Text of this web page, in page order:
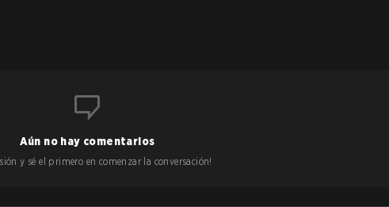
Aún no hay comentarios
y sé el primero en comenzar la conversación!